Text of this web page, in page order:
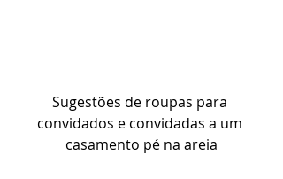
Sugestões de roupas para
convidados e convidadas a um
casamento pé na areia